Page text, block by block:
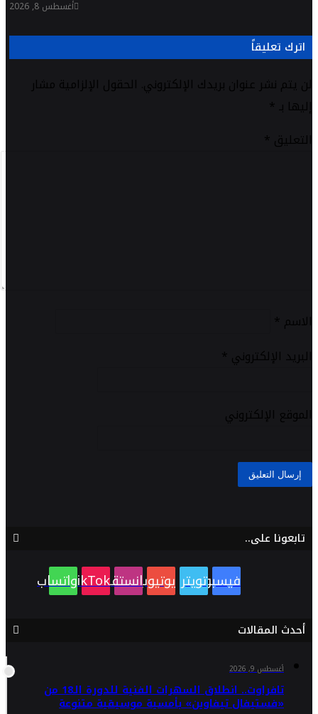
أغسطس 8, 2026
اترك تعليقاً
لن يتم نشر عنوان بريدك الإلكتروني. الحقول الإلزامية مشار
إليها بـ *
التعليق *
الاسم *
البريد الإلكتروني *
الموقع الإلكتروني
تابعونا على..
فيسبوكتويتر يوتيوبانستقرامTikTokواتساب
أحدث المقالات
أغسطس 9, 2026
تافراوت.. انطلاق السهرات الفنية للدورة الـ18 من
«فستيفال تيفاوين» بأمسية موسيقية متنوعة